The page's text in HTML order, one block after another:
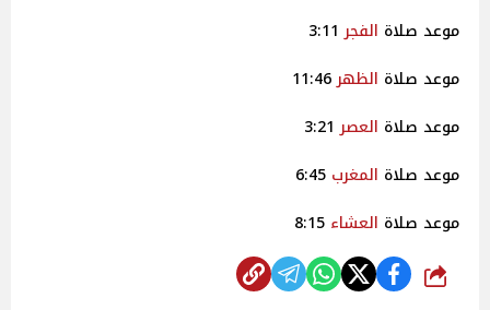
موعد صلاة الفجر3:11
موعد صلاة الظهر11:46
موعد صلاة العصر3:21
موعد صلاة المغرب
موعد صلاة العشاء
شارك